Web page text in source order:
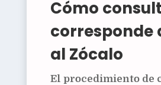
Cómo
corresponde
al Zócalo
El procedimiento de